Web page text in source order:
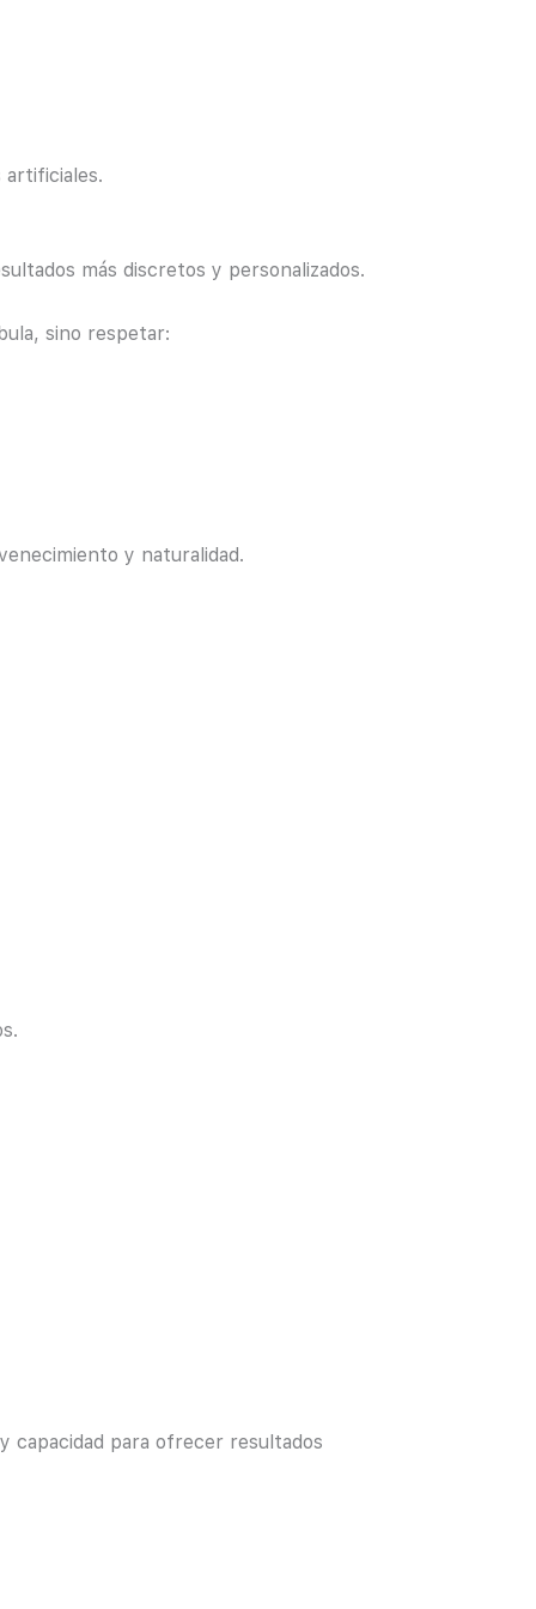
artificiales.
más discretos y personalizados.
sino respetar:
y naturalidad.
capacidad para ofrecer resultados